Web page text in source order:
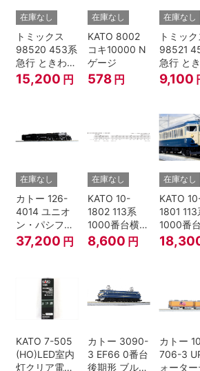
在庫なし
トミックス
98520 453系
急行 ときわ
基本4両セッ
ト Nゲージ
15,200 円
在庫なし
KATO 8002
コキ10000 N
ゲージ
578 円
在庫なし
トミック
98521
急行 と
増結3両
ト Nゲ
9,100
在庫なし
カトー 126-
4014 ユニオ
ン・パシフィ
ック鉄道 ビッ
グボーイ＃
37,200 円
在庫なし
KATO 10-
1802 113系
1000番台横須
賀・総武快速
線 増結4両セ
8,600 円
在庫なし
KATO
1801 113
1000番
賀・総武
線 基本
KATO 7-505
(HO)LED室内
灯クリア電球
カトー 3090-
3 EF66 0番台
後期形 ブルー
カトー
706-3
ォーター